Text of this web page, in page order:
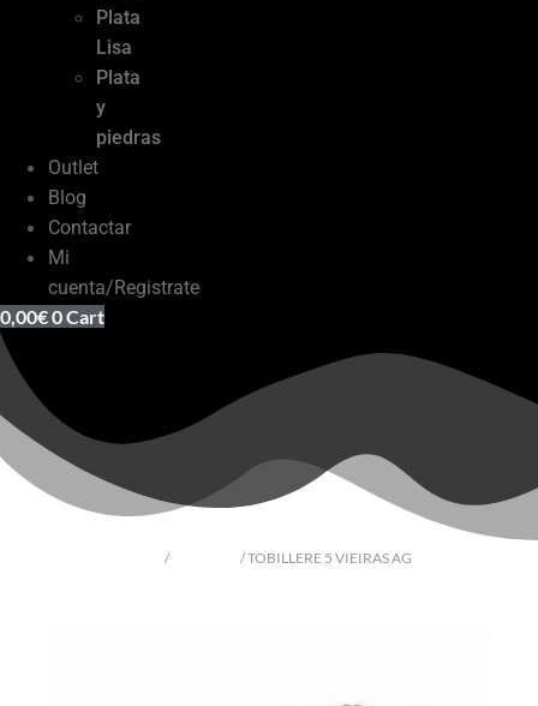
Plata
Lisa
Plata
y
piedras
Outlet
Blog
Contactar
Mi
cuenta/Registrate
0,00€0Cart
/ / TOBILLERE 5 VIEIRAS AG